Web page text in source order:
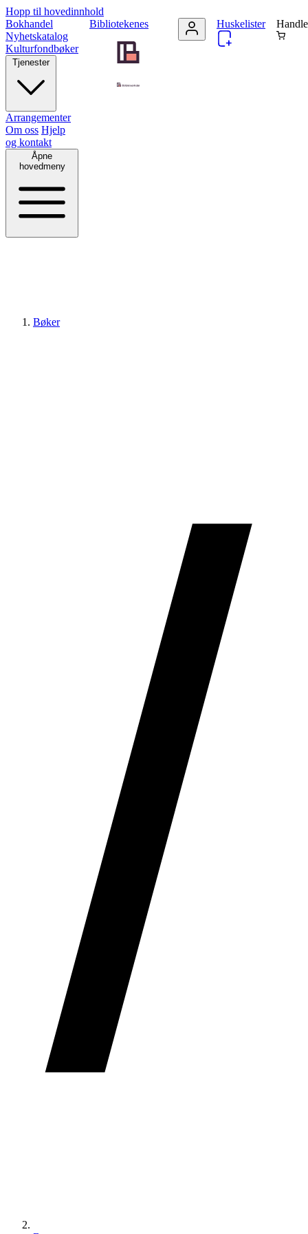
Hopp til hovedinnhold
Bibliotekenes
Bokhandel
Nyhetskatalog
Kulturfondbøker
Tjenester
Arrangementer
Om oss Hjelp
og kontakt
Åpne
hovedmeny
Huskelister
Bøker